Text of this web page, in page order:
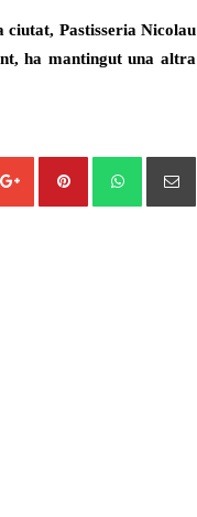
ciutat, Pastisseria Nicolau
ha mantingut una altra